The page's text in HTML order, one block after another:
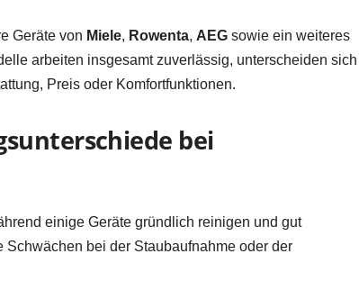
Geräte von Miele, Rowenta, AEGsowie ein weiteres
arbeiten insgesamt zuverlässig, unterscheiden sich
Preis oder Komfortfunktionen.
bei
einige Geräte gründlich reinigen und gut
Schwächen bei der Staubaufnahme oder der